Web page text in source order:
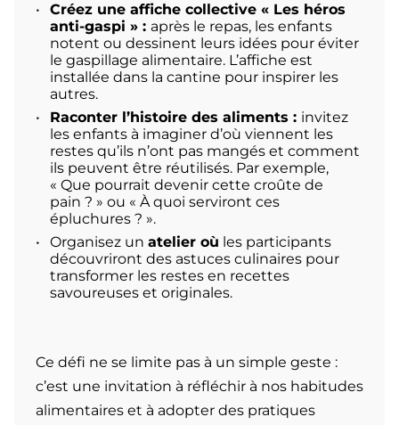
Créez une affiche collective « Les héros
anti-gaspi » : après le repas, les enfants
notent ou dessinent leurs idées pour éviter
le gaspillage alimentaire. L’affiche est
installée dans la cantine pour inspirer les
autres.
Raconter l’histoire des aliments : invitez
les enfants à imaginer d’où viennent les
restes qu’ils n’ont pas mangés et comment
ils peuvent être réutilisés. Par exemple,
« Que pourrait devenir cette croûte de
pain ? » ou « À quoi serviront ces
épluchures ? ».
Organisez un atelier où les participants
découvriront des astuces culinaires pour
transformer les restes en recettes
savoureuses et originales.
Ce défi ne se limite pas à un simple geste :
c’est une invitation à réfléchir à nos habitudes
alimentaires et à adopter des pratiques